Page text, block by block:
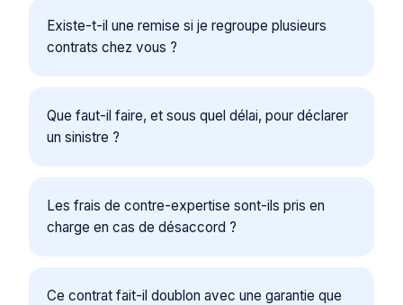
Existe-t-il une remise si je regroupe plusieurs
contrats chez vous ?
Que faut-il faire, et sous quel délai, pour déclarer
un sinistre ?
Les frais de contre-expertise sont-ils pris en
charge en cas de désaccord ?
Ce contrat fait-il doublon avec une garantie que